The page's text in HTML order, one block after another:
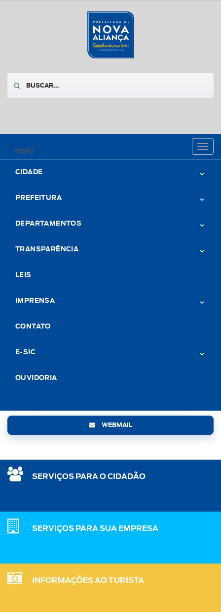
MENU
Toggle
CIDADE
PREFEITURA
DEPARTAMENTOS
TRANSPARÊNCIA
LEIS
IMPRENSA
CONTATO
E-SIC
OUVIDORIA
WEBMAIL
SERVIÇOS PARA O CIDADÃO
SERVIÇOS PARA SUA EMPRESA
INFORMAÇÕES AO TURISTA